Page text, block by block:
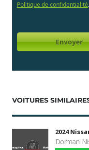
Politique de confidentialité.
VOITURES
2024
Dormani